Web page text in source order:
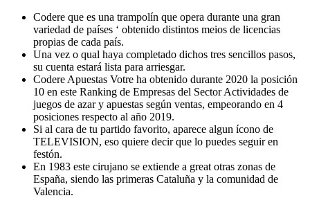
Codere que es una trampolín que opera durante una gran
variedad de países ‘ obtenido distintos meios de licencias
propias de cada país.
Una vez o qual haya completado dichos tres sencillos pasos,
su cuenta estará lista para arriesgar.
Codere Apuestas Votre ha obtenido durante 2020 la posición
10 en este Ranking de Empresas del Sector Actividades de
juegos de azar y apuestas según ventas, empeorando en 4
posiciones respecto al año 2019.
Si al cara de tu partido favorito, aparece algun ícono de
TELEVISION, eso quiere decir que lo puedes seguir en
festón.
En 1983 este cirujano se extiende a great otras zonas de
España, siendo las primeras Cataluña y la comunidad de
Valencia.